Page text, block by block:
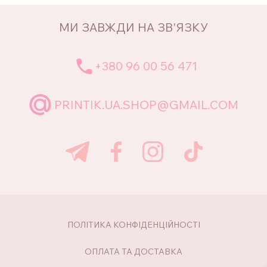
МИ ЗАВЖДИ НА ЗВ'ЯЗКУ
+380 96 00 56 471
PRINTIK.UA.SHOP@GMAIL.COM
ПОЛІТИКА КОНФІДЕНЦІЙНОСТІ
ОПЛАТА ТА ДОСТАВКА